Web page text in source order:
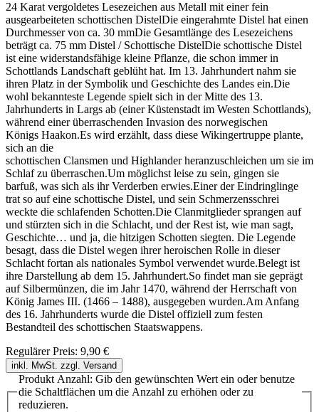
24 Karat vergoldetes Lesezeichen aus Metall mit einer fein
ausgearbeiteten schottischen DistelDie eingerahmte Distel hat einen
Durchmesser von ca. 30 mmDie Gesamtlänge des Lesezeichens
beträgt ca. 75 mm Distel / Schottische DistelDie schottische Distel
ist eine widerstandsfähige kleine Pflanze, die schon immer in
Schottlands Landschaft geblüht hat. Im 13. Jahrhundert nahm sie
ihren Platz in der Symbolik und Geschichte des Landes ein.Die
wohl bekannteste Legende spielt sich in der Mitte des 13.
Jahrhunderts in Largs ab (einer Küstenstadt im Westen Schottlands),
während einer überraschenden Invasion des norwegischen
Königs Haakon.Es wird erzählt, dass diese Wikingertruppe plante,
sich an die
schottischen Clansmen und Highlander heranzuschleichen um sie im
Schlaf zu überraschen.Um möglichst leise zu sein, gingen sie
barfuß, was sich als ihr Verderben erwies.Einer der Eindringlinge
trat so auf eine schottische Distel, und sein Schmerzensschrei
weckte die schlafenden Schotten.Die Clanmitglieder sprangen auf
und stürzten sich in die Schlacht, und der Rest ist, wie man sagt,
Geschichte… und ja, die hitzigen Schotten siegten. Die Legende
besagt, dass die Distel wegen ihrer heroischen Rolle in dieser
Schlacht fortan als nationales Symbol verwendet wurde.Belegt ist
ihre Darstellung ab dem 15. Jahrhundert.So findet man sie geprägt
auf Silbermünzen, die im Jahr 1470, während der Herrschaft von
König James III. (1466 – 1488), ausgegeben wurden.Am Anfang
des 16. Jahrhunderts wurde die Distel offiziell zum festen
Bestandteil des schottischen Staatswappens.
Regulärer Preis: 9,90 €
inkl. MwSt. zzgl. Versand
Produkt Anzahl: Gib den gewünschten Wert ein oder benutze
die Schaltflächen um die Anzahl zu erhöhen oder zu
reduzieren.